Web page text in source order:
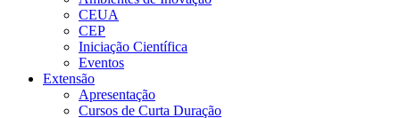
CEUA
CEP
Iniciação Científica
Eventos
Extensão
Apresentação
Cursos de Curta Duração